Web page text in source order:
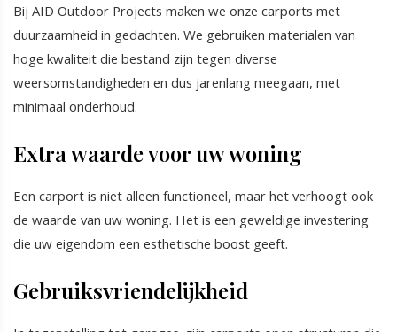
Bij AID Outdoor Projects maken we onze carports met
duurzaamheid in gedachten. We gebruiken materialen van
hoge kwaliteit die bestand zijn tegen diverse
weersomstandigheden en dus jarenlang meegaan, met
minimaal onderhoud.
Extra waarde voor uw woning
Een carport is niet alleen functioneel, maar het verhoogt ook
de waarde van uw woning. Het is een geweldige investering
die uw eigendom een esthetische boost geeft.
Gebruiksvriendelijkheid